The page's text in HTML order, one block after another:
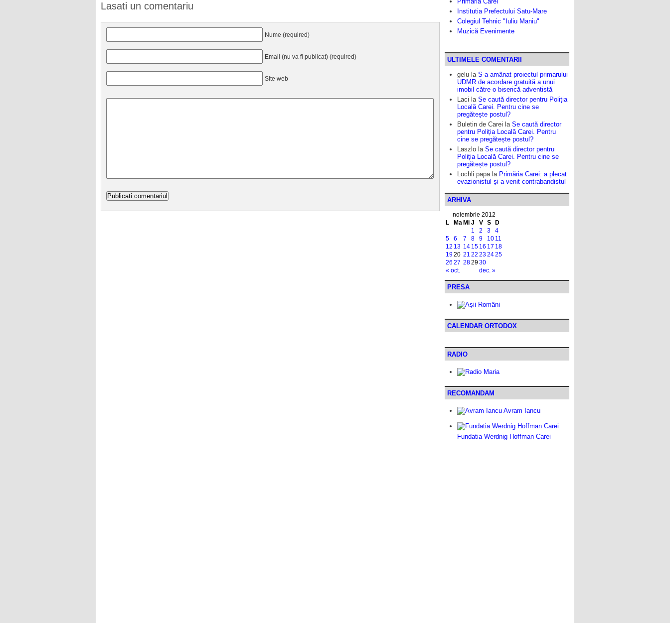
Lasati un comentariu
Nume (required)
Email (nu va fi publicat) (required)
Site web
Institutia Prefectului Satu-Mare
Colegiul Tehnic "Iuliu Maniu"
Muzică Evenimente
ULTIMELE COMENTARII
gelu la S-a amânat proiectul primarului
UDMR de acordare gratuită a unui
imobil către o biserică adventistă
Laci la Se caută director pentru Poliția
Locală Carei. Pentru cine se
pregătește postul?
Buletin de Carei la Se caută director
pentru Poliția Locală Carei. Pentru
cine se pregătește postul?
Laszlo la Se caută director pentru
Poliția Locală Carei. Pentru cine se
pregătește postul?
Lochli papala Primăria Carei: a plecat
evazionistul și a venit contrabandistul
ARHIVA
noiembrie 2012
L
Ma Mi J V S D
« oct. dec. »
1 2 3
4
5
6 7 8 9 10 11
12 13 14 15 16 17 18
1920 21 22 232425
26 27 282930
PRESA
CALENDAR ORTODOX
RADIO
RECOMANDAM
Avram Iancu
Fundatia Werdnig Hoffman Carei